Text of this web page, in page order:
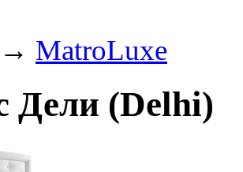
→ MatroLuxe
Дели (Delhi)